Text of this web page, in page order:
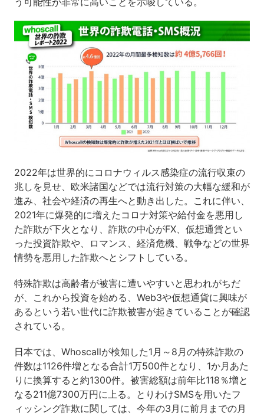
2022年は世界的にコロナウィルス感染症の流行収束の
兆しを見せ、欧米諸国などでは流行対策の大幅な緩和が
進み、社会や経済の再生へと動き出した。これに伴い、
2021年に爆発的に増えたコロナ対策や給付金を悪用し
た詐欺が下火となり、詐欺の中心がFX、仮想通貨とい
った投資詐欺や、ロマンス、経済危機、戦争などの世界
情勢を悪用した詐欺へとシフトしている。
特殊詐欺は高齢者が被害に遭いやすいと思われがちだ
が、これから投資を始める、Web3や仮想通貨に興味が
あるという若い世代に詐欺被害が起きていることが確認
されている。
日本では、Whoscallが検知した1月～8月の特殊詐欺の
件数は1126件増となる合計1万500件となり、1か月あた
りに換算すると約1300件。被害総額は前年比118％増と
なる211億7300万円に上る。とりわけSMSを用いたフ
ィッシング詐欺に関しては、今年の3月に前月までの月